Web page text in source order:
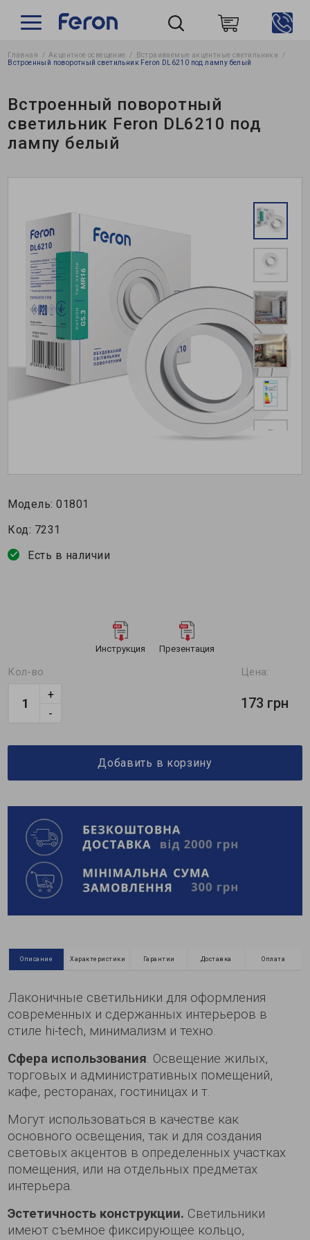
Пошук
Главная Акцентное освещение
Встраиваемые акцентные светильники
Встроенный поворотный светильник Feron DL6210 под лампу белый
Встроенный поворотный
светильник Feron DL6210 под
лампу белый
Модель:01801
Код: 7231
Есть в наличии
Инструкция Презентация
Кол-во
-
+
Цена:
173 грн
Добавить в корзину
Описание Характеристики Гарантии Доставка Оплата
Лаконичные светильники для оформления
современных и сдержанных интерьеров в
стиле hi-tech, минимализм и техно.
Сфера использования. Освещение жилых,
торговых и административных помещений,
кафе, ресторанах, гостиницах и т.
Могут использоваться в качестве как
основного освещения, так и для создания
световых акцентов в определенных участках
помещения, или на отдельных предметах
интерьера.
Эстетичность конструкции. Светильники
имеют съемное фиксирующее кольцо,